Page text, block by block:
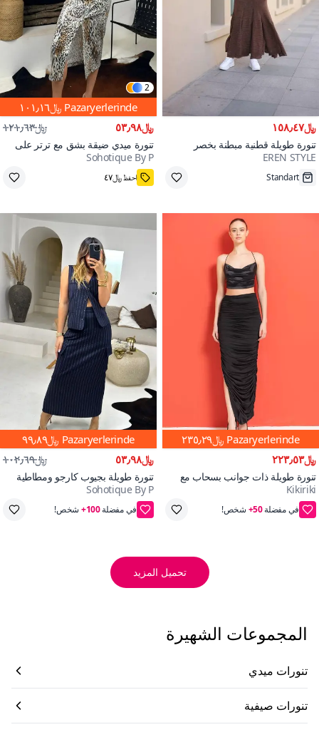
﷼١٥٨٫٤٧
تنورة طويلة قطنية مبطنة بخصر
مطاطي وغسيل بوهمي بني
EREN STYLE
على وشك النفاد
2
Pazaryerlerinde ﷼١٠١٫١٦
﷼٥٣٫٩٨
﷼١٢١٫٦٣
تنورة ميدي ضيقة بشق مع ترتر على
شكل نمر
Sohotique By P
S
Pazaryerlerinde ﷼٢٣٥٫٢٩
﷼٢٢٣٫٥٣
تنورة طويلة ذات جوانب بسحاب مع
تجاعيد
Kikiriki
احفظ ﷼١٢
Pazaryerlerinde ﷼٩٩٫٨٩
﷼٥٣٫٩٨
﷼١٠٢٫٦٩
تنورة طويلة بجيوب كارجو ومطاطية
بخطوط زرقاء داكنة
Sohotique By P
100+
احفظ ﷼٤٦
تحميل المزيد
المجموعات الشهيرة
تنورات ميدي
تنورات صيفية